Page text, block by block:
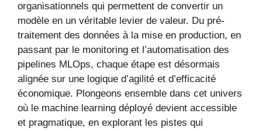
organisationnels qui permettent de convertir un
modèle en un véritable levier de valeur. Du pré-
traitement des données à la mise en production, en
passant par le monitoring et l’automatisation des
pipelines MLOps, chaque étape est désormais
alignée sur une logique d’agilité et d’efficacité
économique. Plongeons ensemble dans cet univers
où le machine learning déployé devient accessible
et pragmatique, en explorant les pistes qui